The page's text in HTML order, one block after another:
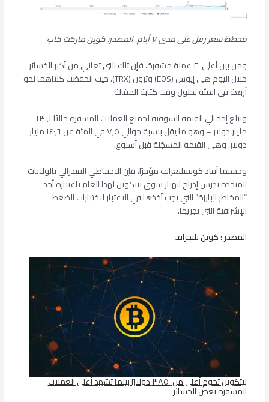
مخطط سعر ريبل على مدى ٧ أيام. المصدر: كوين ماركت كاب
ومن بين أعلى ٢٠ عملة مشفرة، فإن تلك التي تعاني من أكبر الخسائر
خلال اليوم هي إيوس (EOS) وترون (TRX)، حيث انخفضت كلتاهما ​​نحو
أربعة في المئة بحلول وقت كتابة المقالة.
ويبلغ إجمالي القيمة السوقية لجميع العملات المشفرة حاليًا ١٣٠,١
مليار دولار – وهو ما يقل بنسبة حوالي ٧,٥ في المئة عن ١٤٠,٦ مليار
دولار، وهي القيمة المسجّلة قبل أسبوع.
وحسبما أفاد كوينتيليغراف مؤخرًا، فإن الاحتياطي الفيدرالي بالولايات
المتحدة يدرس إدراج انهيار سوق بيتكوين لهذا العام باعتباره أحد
“المخاطر البارزة” التي يجب أخذها في الاعتبار لاختبارات الضغط
الإشرافية التي يجريها.
المصدر : كوين تليجراف
بيتكوين تحوم أعلى من ٣٨٥٠ دولارًا بينما تشهد أعلى العملات
المشفرة بعض الخسائر